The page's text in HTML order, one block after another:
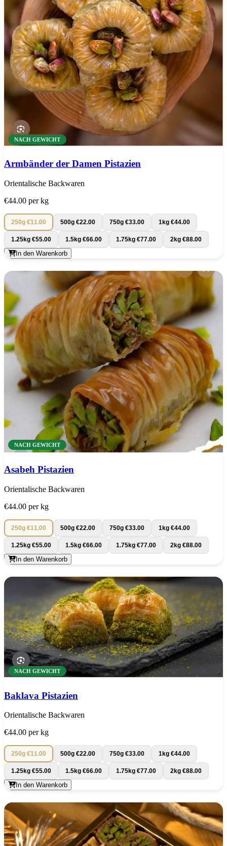
NACH GEWICHT
Armbänder der Damen Pistazien
Orientalische Backwaren
€44.00 per kg
250g €11.00 500g €22.00 750g €33.00 1kg €44.00
1.25kg €55.00 1.5kg €66.00 1.75kg €77.00 2kg €88.00
In den Warenkorb
NACH GEWICHT
Asabeh Pistazien
Orientalische Backwaren
€44.00 per kg
250g €11.00 500g €22.00 750g €33.00 1kg €44.00
1.25kg €55.00 1.5kg €66.00 1.75kg €77.00 2kg €88.00
In den Warenkorb
NACH GEWICHT
Baklava Pistazien
Orientalische Backwaren
€44.00 per kg
250g €11.00 500g €22.00 750g €33.00 1kg €44.00
1.25kg €55.00 1.5kg €66.00 1.75kg €77.00 2kg €88.00
In den Warenkorb